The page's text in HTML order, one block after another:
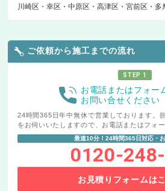
川崎区 幸区 中原区 高津区 宮前区 多
ご依頼から施工までの流れ
STEP 1
お電話またはフォー
お問い合せください
24時間365日年中無休で営業しております。
をお伺いいたしますので、お電話またはフォ
最速10分！24時間365日対応・
0120-
お見積りフォームは